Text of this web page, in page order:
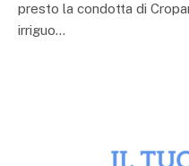
presto la condotta di
irriguo…